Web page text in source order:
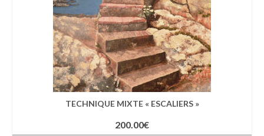
TECHNIQUE MIXTE « ESCALIERS »
200.00€